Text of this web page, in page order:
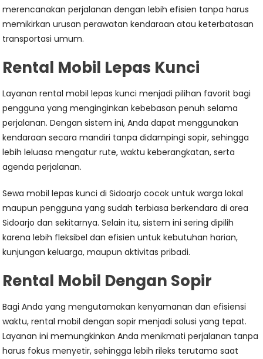
merencanakan perjalanan dengan lebih efisien tanpa harus
memikirkan urusan perawatan kendaraan atau keterbatasan
transportasi umum.
Rental Mobil Lepas Kunci
Layanan rental mobil lepas kunci menjadi pilihan favorit bagi
pengguna yang menginginkan kebebasan penuh selama
perjalanan. Dengan sistem ini, Anda dapat menggunakan
kendaraan secara mandiri tanpa didampingi sopir, sehingga
lebih leluasa mengatur rute, waktu keberangkatan, serta
agenda perjalanan.
Sewa mobil lepas kunci di Sidoarjo cocok untuk warga lokal
maupun pengguna yang sudah terbiasa berkendara di area
Sidoarjo dan sekitarnya. Selain itu, sistem ini sering dipilih
karena lebih fleksibel dan efisien untuk kebutuhan harian,
kunjungan keluarga, maupun aktivitas pribadi.
Rental Mobil Dengan Sopir
Bagi Anda yang mengutamakan kenyamanan dan efisiensi
waktu, rental mobil dengan sopir menjadi solusi yang tepat.
Layanan ini memungkinkan Anda menikmati perjalanan tanpa
harus fokus menyetir, sehingga lebih rileks terutama saat